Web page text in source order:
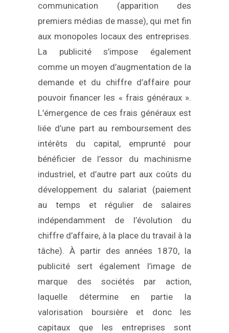
communication (apparition des
premiers médias de masse), qui met fin
aux monopoles locaux des entreprises.
La publicité s’impose également
comme un moyen d’augmentation de la
demande et du chiffre d’affaire pour
pouvoir financer les « frais généraux ».
L’émergence de ces frais généraux est
liée d’une part au remboursement des
intérêts du capital, emprunté pour
bénéficier de l’essor du machinisme
industriel, et d’autre part aux coûts du
développement du salariat (paiement
au temps et régulier de salaires
indépendamment de l’évolution du
chiffre d’affaire, à la place du travail à la
tâche). À partir des années 1870, la
publicité sert également l’image de
marque des sociétés par action,
laquelle détermine en partie la
valorisation boursière et donc les
capitaux que les entreprises sont